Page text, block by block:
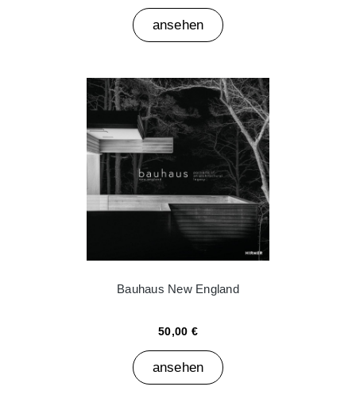
ansehen
Bauhaus New England
50,00 €
ansehen